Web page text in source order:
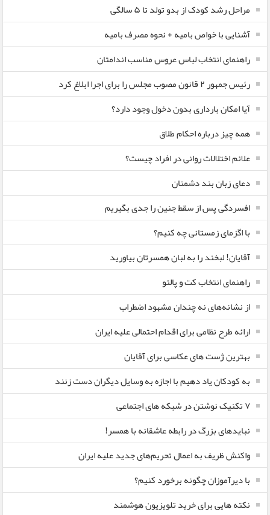
مراحل رشد کودک از بدو تولد تا ۵ سالگی
آشنایی با خواص بامیه + نحوه مصرف بامیه
راهنمای انتخاب لباس عروس مناسب اندامتان
رئیس جمهور ۲ قانون مصوب مجلس را برای اجرا ابلاغ کرد
آیا امکان بارداری بدون دخول وجود دارد؟
همه چیز درباره احکام طلاق
علائم اختلالات روانی در افراد چیست؟
دعای زبان بند دشمنان
افسردگی پس از سقط جنین را جدی بگیریم
با اگزمای زمستانی چه کنیم؟
آقایان! لبخند را به لبان همسرتان بیاورید
راهنمای انتخاب کت و پالتو
از نشانه‌های نه چندان مشهود اضطراب
ارائه طرح نظامی برای اقدام احتمالی علیه ایران
بهترین ژست های عکاسی برای آقایان
به کودکان یاد دهیم با اجازه به وسایل دیگران دست زنند
۷ تکنیک نوشتن در شبکه های اجتماعی
نبایدهای بزرگ در رابطه عاشقانه با همسر!
واکنش ظریف به اعمال تحریم‌های جدید علیه ایران
با دیرآموزان چگونه برخورد کنیم؟
نکته هایی برای خرید تلویزیون هوشمند